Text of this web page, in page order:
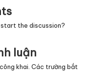
start the discussion?
luận
khai. Các trường bắt